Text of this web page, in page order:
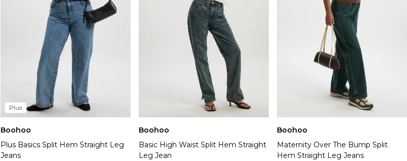
Plus
Boohoo
Plus Basics Split Hem Straight Leg
Jeans
Boohoo
Basic High Waist Split Hem Straight
Leg Jean
Boohoo
Maternity Over The Bump Split
Hem Straight Leg Jeans